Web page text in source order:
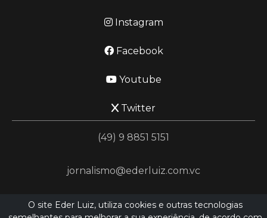
Instagram
Facebook
Youtube
Twitter
(49) 9 8851 5151
jornalismo@ederluiz.com.vc
Desenvolvido porLN SISTEMAS
O site Eder Luiz, utiliza cookies e outras tecnologias